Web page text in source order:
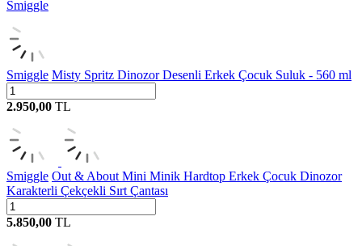
Smiggle Misty Spritz Dinozor Desenli Erkek Çocuk Suluk - 560 ml
2.950,00 TL
Smiggle Out & About Mini Minik Hardtop Erkek Çocuk Dinozor
Karakterli Çekçekli Sırt Çantası
5.850,00 TL